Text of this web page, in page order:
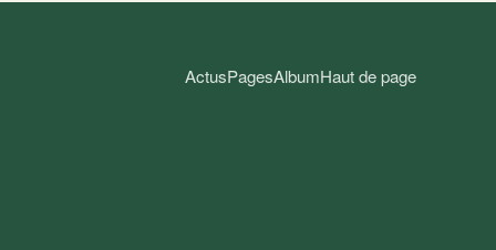
ActusPagesAlbumHaut de page